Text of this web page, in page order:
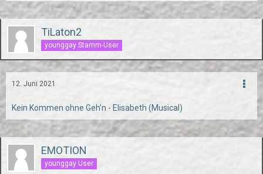
TiLaton2
younggay Stamm-User
12. Juni 2021
Kein Kommen ohne Geh’n - Elisabeth (Musical)
EMOTION
younggay User